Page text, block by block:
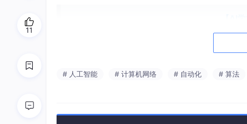
基于AI驱动的先进学术诚信检测技术，围绕学术成
客户提供专业、可信、便捷的一站式检测服务，帮
# 人工智能 # 计算机网络 # 自动化 # 算法
11